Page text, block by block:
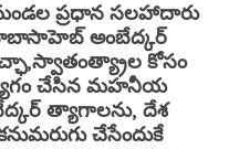
ప్రధాన సలహాదారు
అంబేద్కర్
కోసం
చేసిన మహనీయ
త్యాగాలను, దేశ
చేసేందుకే